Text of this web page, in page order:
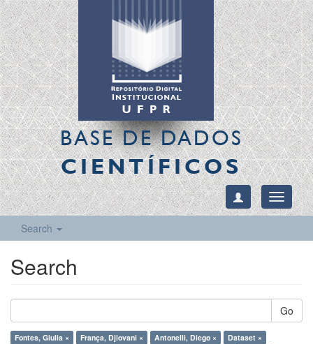
BASE DE DADOS
CIENTÍFICOS
Toggle
Search
Search
Go
Fontes, Giulia × França, Djiovani × Antonelli, Diego ×
Dataset ×